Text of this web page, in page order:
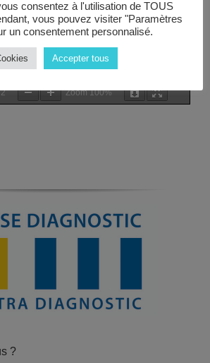
2 Zoom100%
?
consentez à l'utilisation de TOUS
vous pouvez visiter "Paramètres
un consentement personnalisé.
Accepter tous